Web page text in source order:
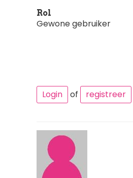
Rol
Gewone gebruiker
Login
of registreer